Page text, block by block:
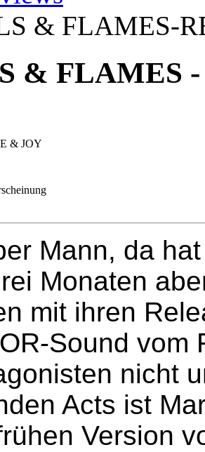
& FLAMES-
& FLAMES
& JOY
Mann, da
Monaten
mit ihren
Sound vom
nicht
Acts ist
Version